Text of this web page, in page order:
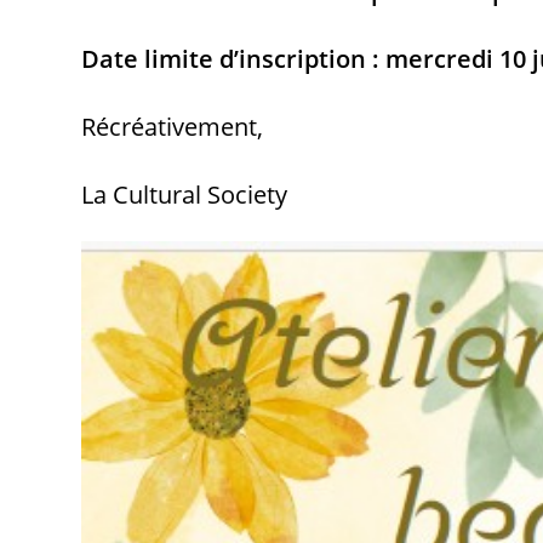
Date limite d’inscription : mercredi 10
Récréativement,
La Cultural Society